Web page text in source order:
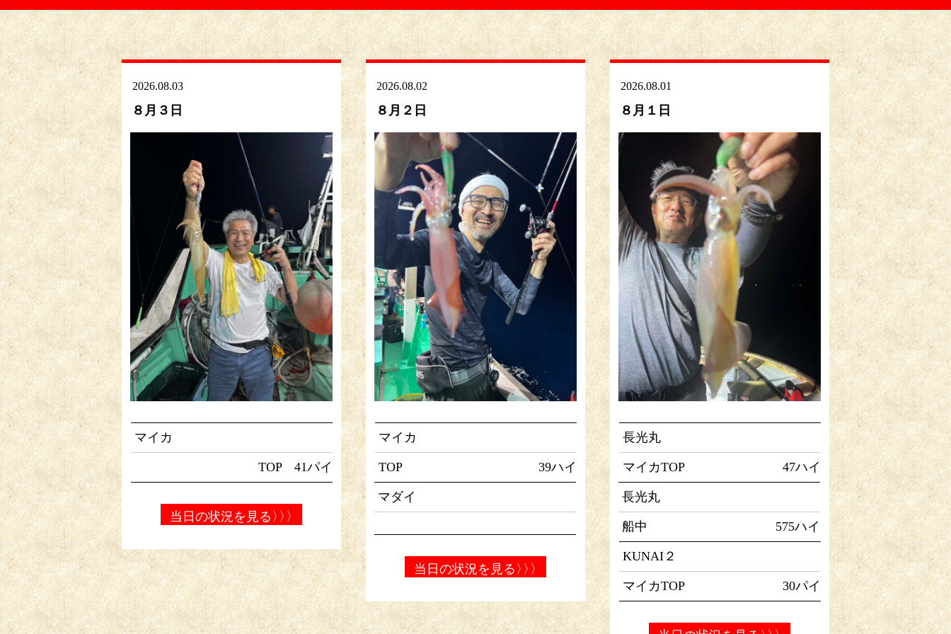
2026.08.03
８月３日
マイカ
TOP 41パイ
当日の状況を見る 〉〉〉
2026.08.02
８月２日
マイカ
TOP 39ハイ
マダイ
当日の状況を見る 〉〉〉
2026.08.01
８月１日
長光丸
マイカTOP 47ハイ
長光丸
船中 575ハイ
KUNAI２
マイカTOP 30パイ